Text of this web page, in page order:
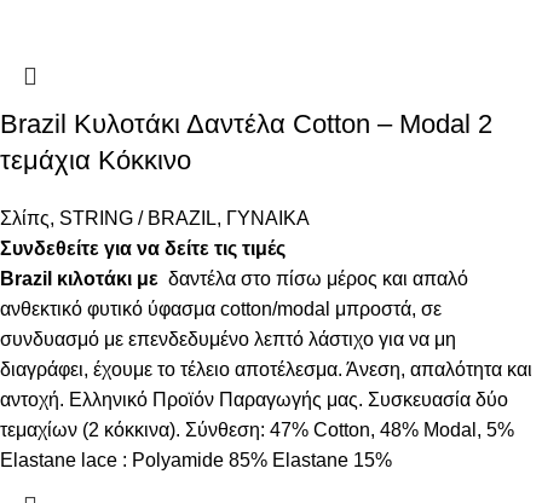
Brazil Κυλοτάκι Δαντέλα Cotton – Modal 2
τεμάχια Κόκκινο
Σλίπς, STRING / BRAZIL, ΓΥΝΑΙΚΑ
Συνδεθείτε για να δείτε τις τιμές
Brazil κιλοτάκι με δαντέλα στο πίσω μέρος και απαλό
ανθεκτικό φυτικό ύφασμα cotton/modal μπροστά, σε
συνδυασμό με επενδεδυμένο λεπτό λάστιχο για να μη
διαγράφει, έχουμε το τέλειο αποτέλεσμα. Άνεση, απαλότητα και
αντοχή. Ελληνικό Προϊόν Παραγωγής μας. Συσκευασία δύο
τεμαχίων (2 κόκκινα). Σύνθεση: 47% Cotton, 48% Modal, 5%
Elastane lace : Polyamide 85% Elastane 15%